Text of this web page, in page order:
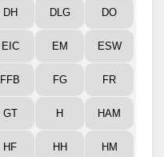
DH DLG DO
EIC EM ESW
FFB FG FR
GT H HAM
HF HH HM